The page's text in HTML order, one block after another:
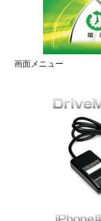
画面メニュー